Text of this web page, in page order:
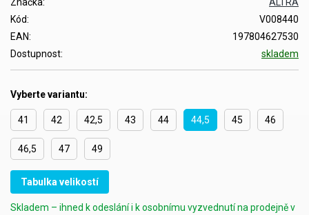
V008440
Kód:
197804627530
EAN:
skladem
Dostupnost:
Vyberte variantu:
41 42 42,5 43 44 44,5 45 46
46,5 47 49
Tabulka velikostí
Skladem – ihned k odeslání i k osobnímu vyzvednutí na prodejně v